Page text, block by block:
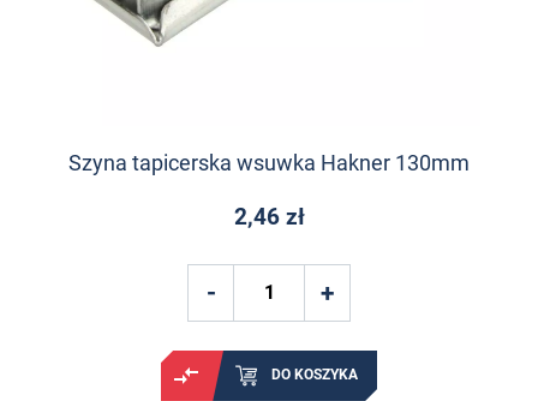
Szyna tapicerska wsuwka Hakner 130mm
2,46 zł
DO KOSZYKA